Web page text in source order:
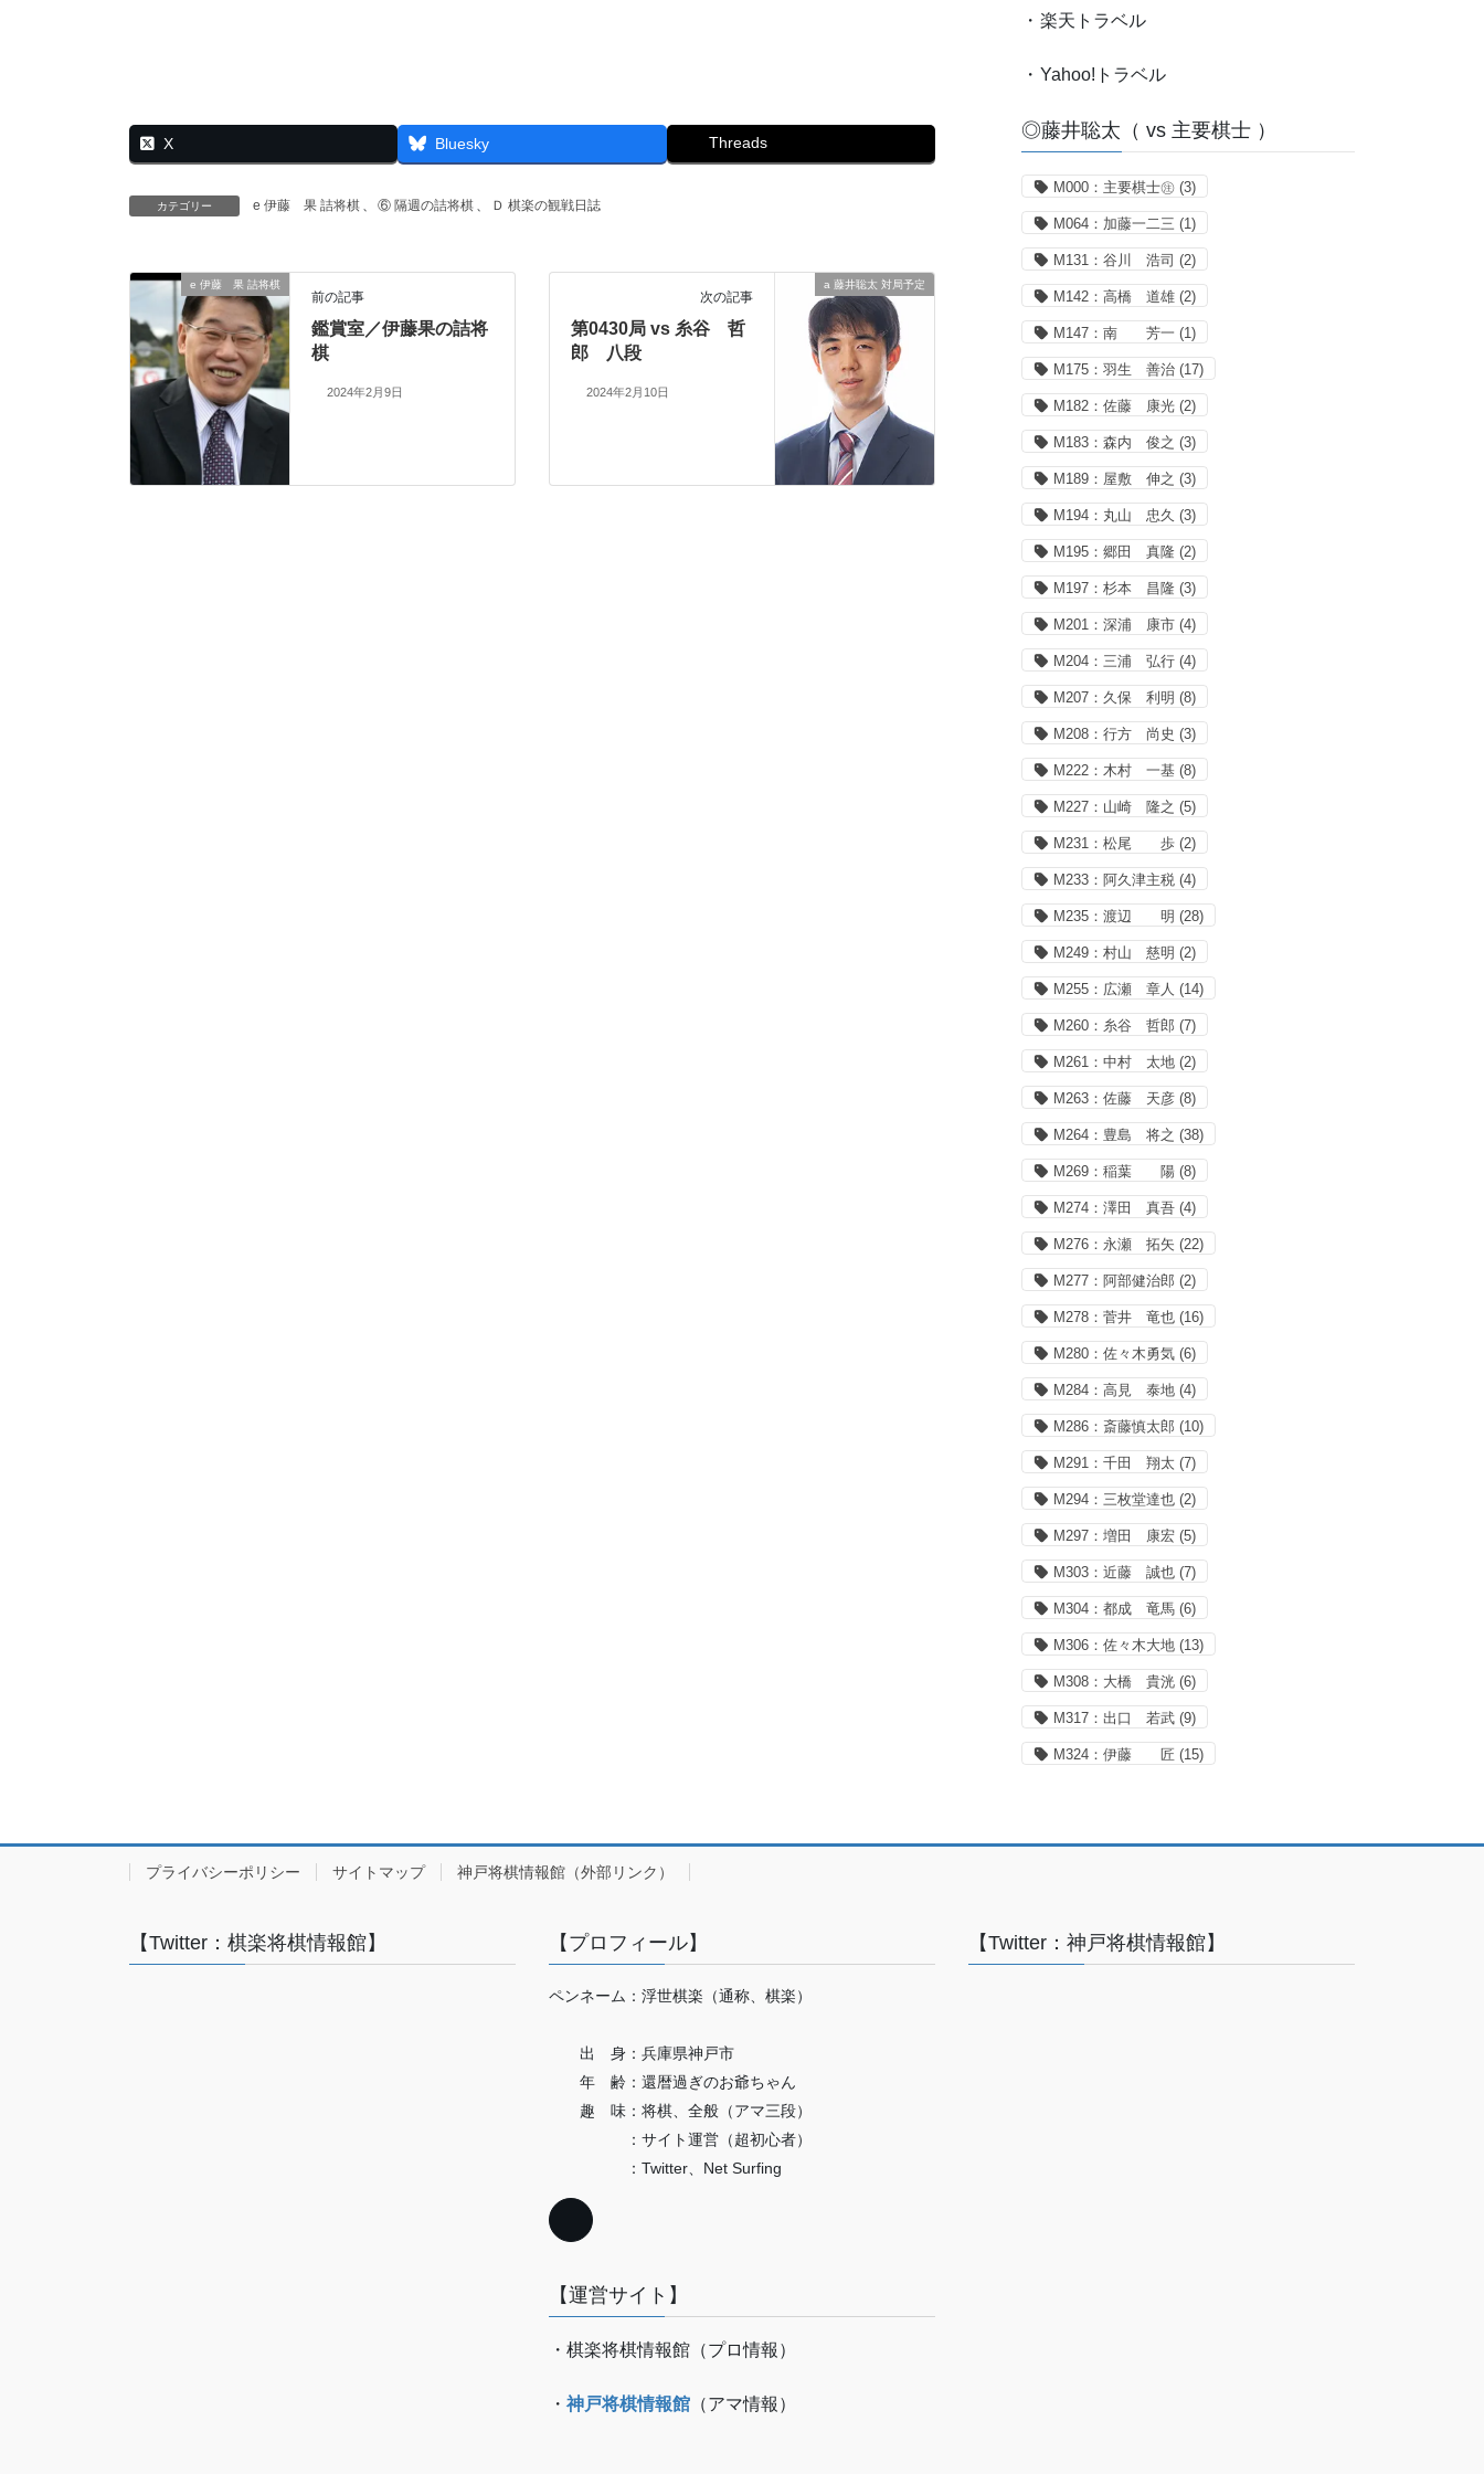
X Bluesky Threads
カテゴリー e 伊藤 果 詰将棋 、 ⑥ 隔週の詰将棋 、 Ｄ 棋楽の観戦日誌
e 伊藤 果 詰将棋
前の記事
鑑賞室／伊藤果の詰将
棋
2024年2月9日
a 藤井聡太 対局予定
次の記事
第0430局 vs 糸谷 哲
郎 八段
2024年2月10日
・ 楽天トラベル
・ Yahoo!トラベル
◎藤井聡太（ vs 主要棋士 ）
M000：主要棋士㊟ (3)
M064：加藤一二三 (1)
M131：谷川 浩司 (2)
M142：高橋 道雄 (2)
M147：南 芳一 (1)
M175：羽生 善治 (17)
M182：佐藤 康光 (2)
M183：森内 俊之 (3)
M189：屋敷 伸之 (3)
M194：丸山 忠久 (3)
M195：郷田 真隆 (2)
M197：杉本 昌隆 (3)
M201：深浦 康市 (4)
M204：三浦 弘行 (4)
M207：久保 利明 (8)
M208：行方 尚史 (3)
M222：木村 一基 (8)
M227：山崎 隆之 (5)
M231：松尾 歩 (2)
M233：阿久津主税 (4)
M235：渡辺 明 (28)
M249：村山 慈明 (2)
M255：広瀬 章人 (14)
M260：糸谷 哲郎 (7)
M261：中村 太地 (2)
M263：佐藤 天彦 (8)
M264：豊島 将之 (38)
M269：稲葉 陽 (8)
M274：澤田 真吾 (4)
M276：永瀬 拓矢 (22)
M277：阿部健治郎 (2)
M278：菅井 竜也 (16)
M280：佐々木勇気 (6)
M284：高見 泰地 (4)
M286：斎藤慎太郎 (10)
M291：千田 翔太 (7)
M294：三枚堂達也 (2)
M297：増田 康宏 (5)
M303：近藤 誠也 (7)
M304：都成 竜馬 (6)
M306：佐々木大地 (13)
M308：大橋 貴洸 (6)
M317：出口 若武 (9)
M324：伊藤 匠 (15)
プライバシーポリシー サイトマップ 神戸将棋情報館（外部リンク）
【Twitter：棋楽将棋情報館】 【プロフィール】
ペンネーム：浮世棋楽（通称、棋楽）
出 身：兵庫県神戸市
年 齢：還暦過ぎのお爺ちゃん
趣 味：将棋、全般（アマ三段）
：サイト運営（超初心者）
：Twitter、Net Surfing
【運営サイト】
・棋楽将棋情報館（プロ情報）
・ 神戸将棋情報館 （アマ情報）
【Twitter：神戸将棋情報館】